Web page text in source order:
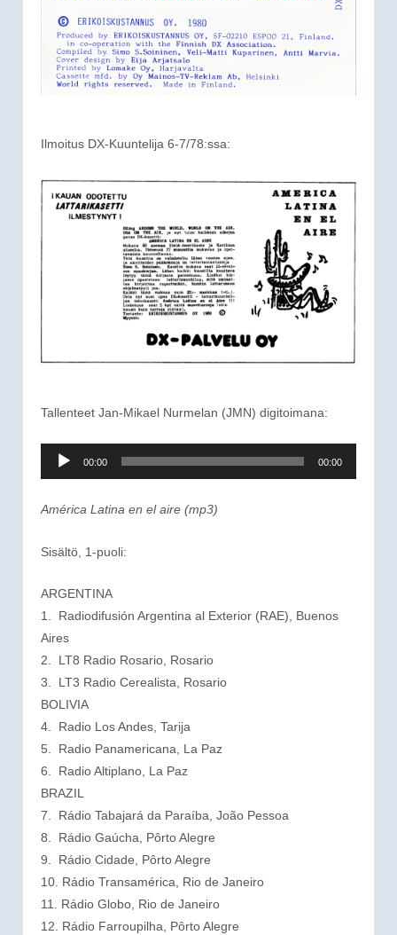
Ilmoitus DX-Kuuntelija 6-7/78:ssa:
Tallenteet Jan-Mikael Nurmelan (JMN) digitoimana:
Äänitoistin
00:00 00:00
América Latina en el aire (mp3)
Sisältö, 1-puoli:
ARGENTINA
1. Radiodifusión Argentina al Exterior (RAE), Buenos
Aires
2. LT8 Radio Rosario, Rosario
3. LT3 Radio Cerealista, Rosario
BOLIVIA
4. Radio Los Andes, Tarija
5. Radio Panamericana, La Paz
6. Radio Altiplano, La Paz
BRAZIL
7. Rádio Tabajará da Paraíba, João Pessoa
8. Rádio Gaúcha, Pôrto Alegre
9. Rádio Cidade, Pôrto Alegre
10. Rádio Transamérica, Rio de Janeiro
11. Rádio Globo, Rio de Janeiro
12. Rádio Farroupilha, Pôrto Alegre